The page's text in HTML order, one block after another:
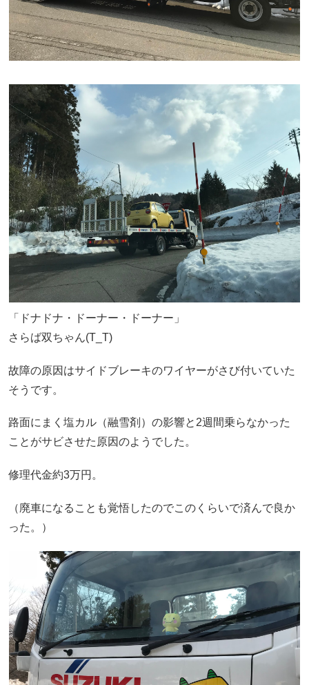
「ドナドナ・ドーナー・ドーナー」
さらば双ちゃん(T_T)
故障の原因はサイドブレーキのワイヤーがさび付いていた
そうです。
路面にまく塩カル（融雪剤）の影響と2週間乗らなかった
ことがサビさせた原因のようでした。
修理代金約3万円。
（廃車になることも覚悟したのでこのくらいで済んで良か
った。）